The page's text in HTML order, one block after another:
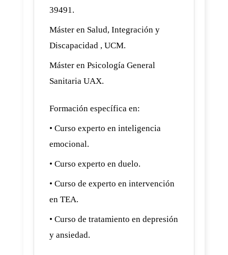
39491.
Máster en Salud, Integración y
Discapacidad , UCM.
Máster en Psicología General
Sanitaria UAX.
Formación específica en:
• Curso experto en inteligencia
emocional.
• Curso experto en duelo.
• Curso de experto en intervención
en TEA.
• Curso de tratamiento en depresión
y ansiedad.